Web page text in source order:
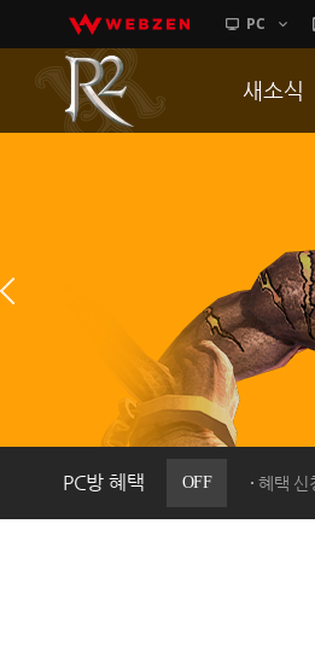
PC
PC방 혜택 OFF 혜택 신
새소식
이벤트
히스토리
PC방으로